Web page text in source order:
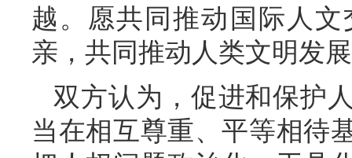
越。愿共同推动国际人
亲，共同推动人类文明发
双方认为，促进和保护
当在相互尊重、平等相待